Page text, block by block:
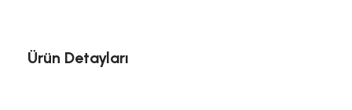
Ürün Detayları